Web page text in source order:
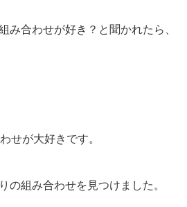
み合わせが好き？と聞かれたら、
せが大好きです。
の組み合わせを見つけました。